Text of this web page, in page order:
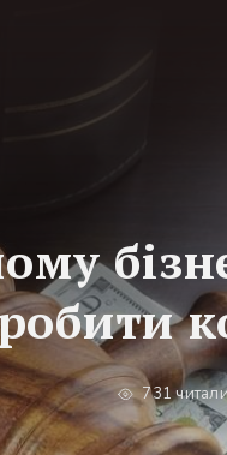
731